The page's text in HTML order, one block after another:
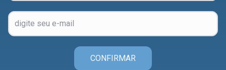
CONFIRMAR